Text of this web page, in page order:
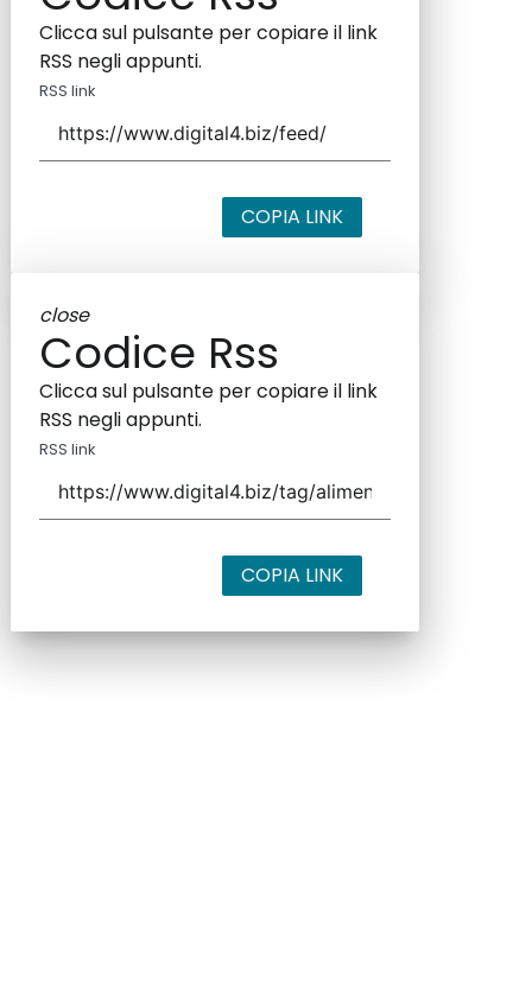
Clicca sul pulsante per copiare il link
RSS negli appunti.
RSS link
COPIA LINK
close
Codice Rss
Clicca sul pulsante per copiare il link
RSS negli appunti.
RSS link
COPIA LINK